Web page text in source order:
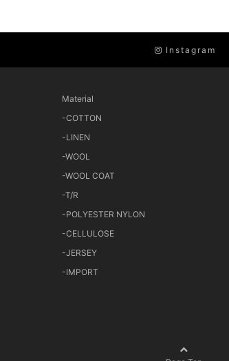
Instagram
Material
-COTTON
-LINEN
-WOOL
-WOOL COAT
-T/R
-POLYESTER NYLON
-CELLULOSE
-JERSEY
-IMPORT